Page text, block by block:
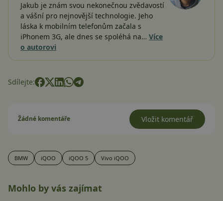
Jakub je znám svou nekonečnou zvědavostí
a vášní pro nejnovější technologie. Jeho
láska k mobilním telefonům začala s
iPhonem 3G, ale dnes se spoléhá na… Více
o autorovi
Sdílejte:
Žádné komentáře Vložit komentář
BMW iQOO iQOO 5 Vivo iQOO
Mohlo by vás zajímat